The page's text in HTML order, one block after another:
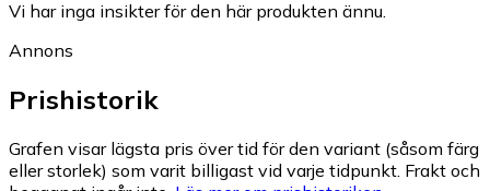
Vi har inga insikter för den här produkten ännu.
Annons
Prishistorik
Grafen visar lägsta pris över tid för den variant (såsom färg
eller storlek) som varit billigast vid varje tidpunkt. Frakt och